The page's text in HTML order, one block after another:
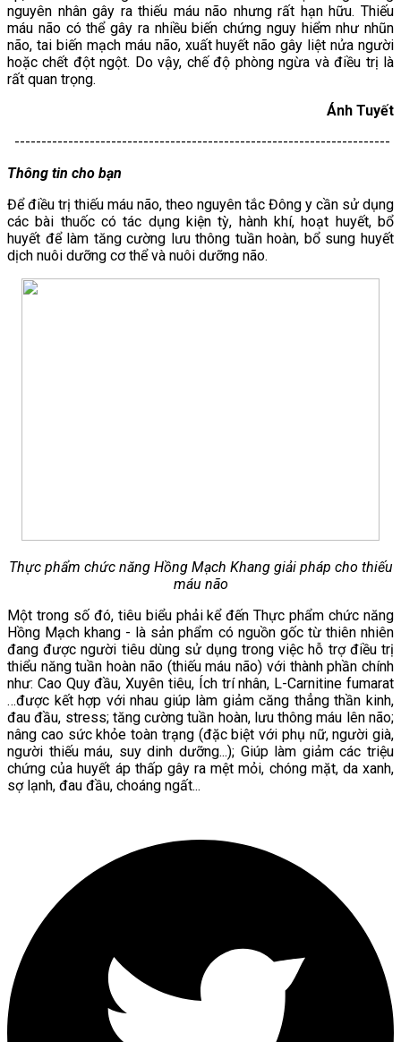
nguyên nhân gây ra thiếu máu não nhưng rất hạn hữu. Thiếu
máu não có thể gây ra nhiều biến chứng nguy hiểm như nhũn
não, tai biến mạch máu não, xuất huyết não gây liệt nửa người
hoặc chết đột ngột. Do vậy, chế độ phòng ngừa và điều trị là
rất quan trọng.
Ánh Tuyết
----------------------------------------------------------------------
Thông tin cho bạn
Để điều trị thiếu máu não, theo nguyên tắc Đông y cần sử dụng
các bài thuốc có tác dụng kiện tỳ, hành khí, hoạt huyết, bổ
huyết để làm tăng cường lưu thông tuần hoàn, bổ sung huyết
dịch nuôi dưỡng cơ thể và nuôi dưỡng não.
Thực phẩm chức năng Hồng Mạch Khang giải pháp cho thiếu
máu não
Một trong số đó, tiêu biểu phải kể đến Thực phẩm chức năng
Hồng Mạch khang - là sản phẩm có nguồn gốc từ thiên nhiên
đang được người tiêu dùng sử dụng trong việc hỗ trợ điều trị
thiểu năng tuần hoàn não (thiếu máu não) với thành phần chính
như: Cao Quy đầu, Xuyên tiêu, Ích trí nhân, L-Carnitine fumarat
…được kết hợp với nhau giúp làm giảm căng thẳng thần kinh,
đau đầu, stress; tăng cường tuần hoàn, lưu thông máu lên não;
nâng cao sức khỏe toàn trạng (đặc biệt với phụ nữ, người già,
người thiếu máu, suy dinh dưỡng...); Giúp làm giảm các triệu
chứng của huyết áp thấp gây ra mệt mỏi, chóng mặt, da xanh,
sợ lạnh, đau đầu, choáng ngất...